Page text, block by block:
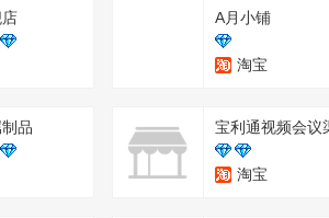
A月小铺
淘宝
品
淘宝